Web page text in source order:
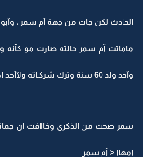
الحادث لكن جآت من جهة آم سمر ،
وآحد ولد 60 سنة وترك شركـآته ولآآحد اهتم فيهم
سمر صحت من الذكرى وخااافت ان
امهاا < آم سمر